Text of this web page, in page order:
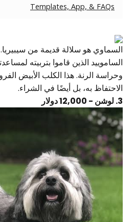
Templates, App, & FAQs
السماوي هو سلالة قديمة من
الساموييد الذين قاموا بتربيته
وحراسة الرنة. هذا الكلب الأبيض
الاحتفاظ به، بل أيضًا في الشراء.
3. لوشن - 12,000 دولار